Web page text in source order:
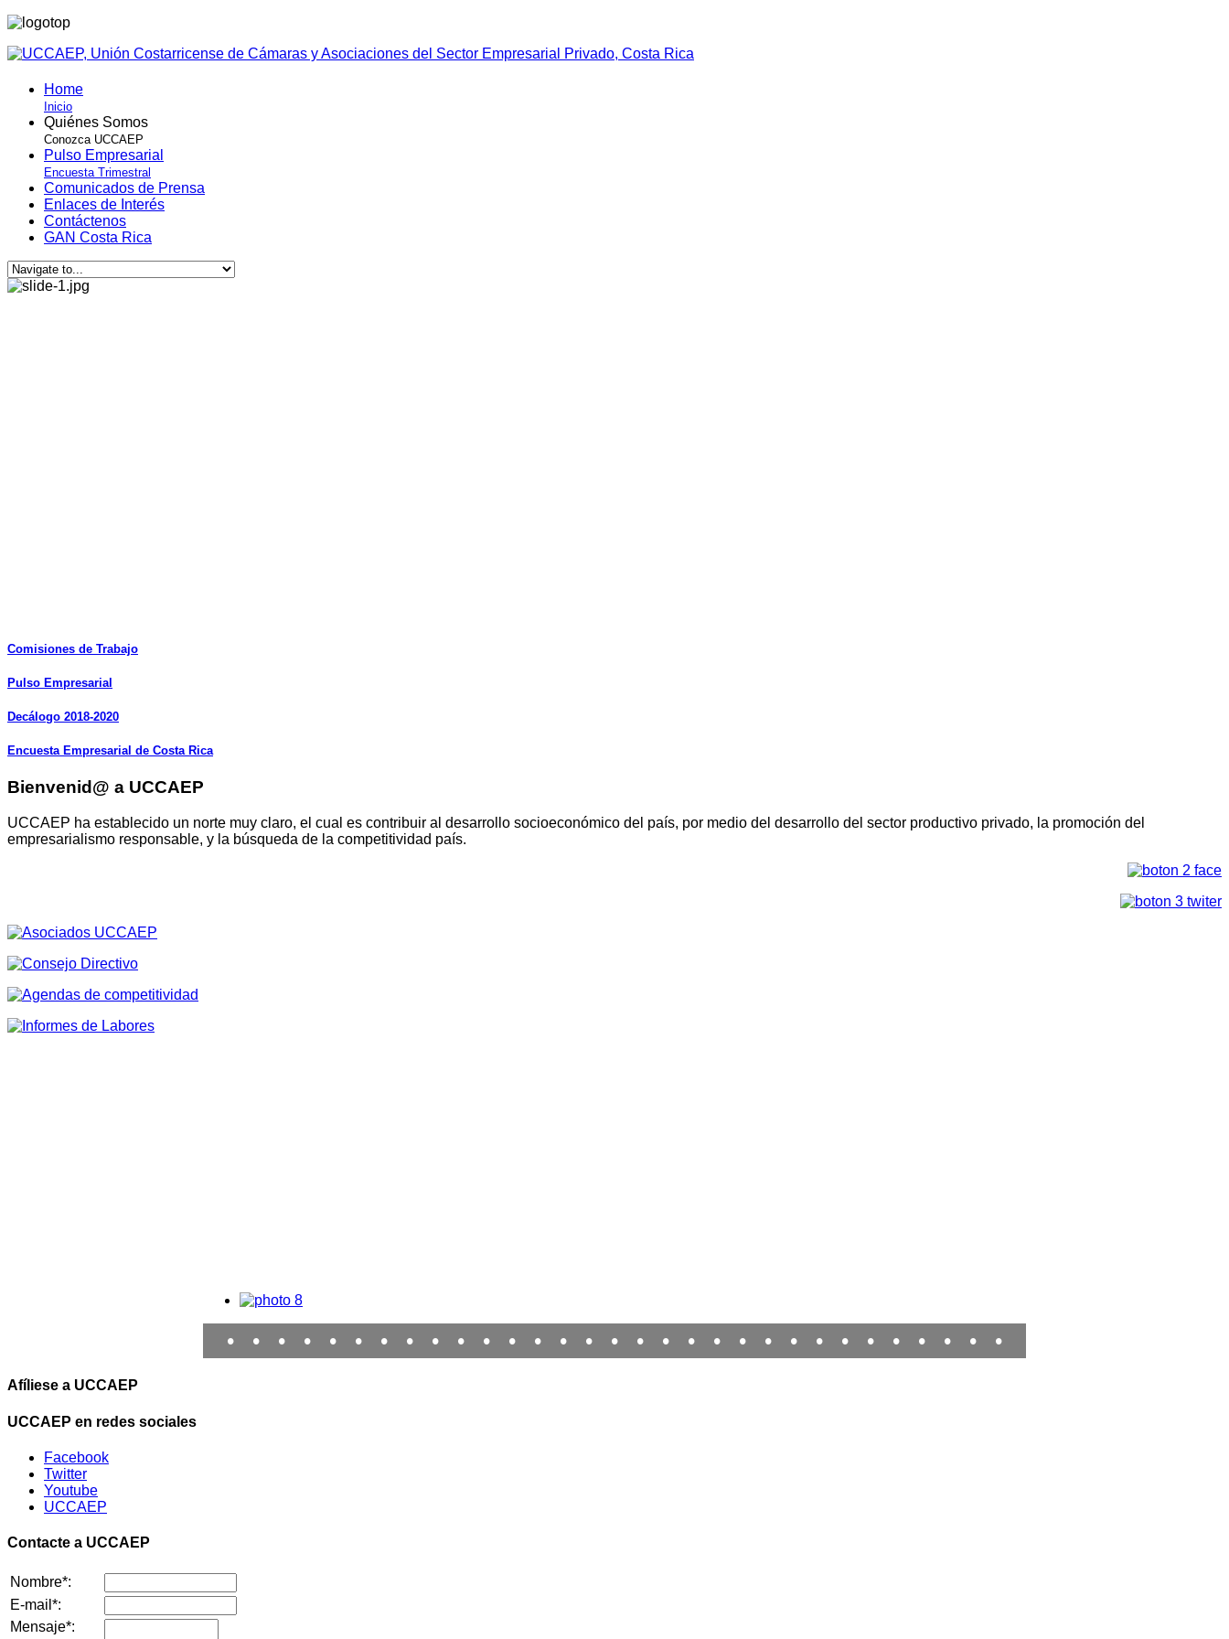
Home
Inicio
Quiénes Somos
Conozca UCCAEP
Pulso Empresarial
Encuesta Trimestral
Comunicados de Prensa
Enlaces de Interés
Contáctenos
GAN Costa Rica
Comisiones de Trabajo
Pulso Empresarial
Decálogo 2018-2020
Encuesta Empresarial de Costa Rica
Bienvenid@ a UCCAEP
UCCAEP ha establecido un norte muy claro, el cual es contribuir al desarrollo socioeconómico del país, por medio del desarrollo del sector productivo privado, la promoción del
empresarialismo responsable, y la búsqueda de la competitividad país.
• • • • • • • • • • • • • • • • • • • • • • • • • • • • • • •
Afíliese a UCCAEP
UCCAEP en redes sociales
Facebook
Twitter
Youtube
UCCAEP
Contacte a UCCAEP
Nombre*:
E-mail*:
Mensaje*: